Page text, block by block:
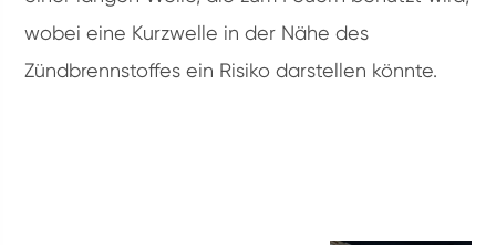
wobei eine Kurzwelle in der Nähe des
Zündbrennstoffes ein Risiko darstellen könnte.